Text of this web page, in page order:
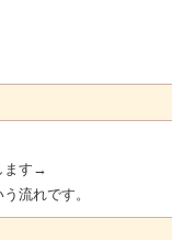
ます→
流れです。